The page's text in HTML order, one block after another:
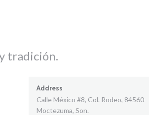
tradición.
Address
Calle México #8, Col. Rodeo, 84560
Moctezuma, Son.